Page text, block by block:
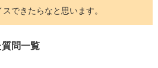
できたらなと思います。
問一覧